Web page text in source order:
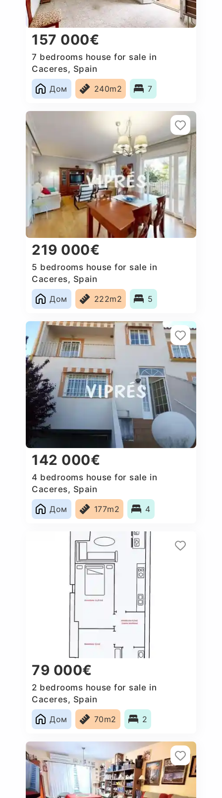
157 000€
7 bedrooms house for sale in
Caceres‎, Spain
Дом
240m2 7
219 000€
5 bedrooms house for sale in
Caceres‎, Spain
Дом
222m2 5
142 000€
4 bedrooms house for sale in
Caceres, Spain
Дом
177m2 4
79 000€
2 bedrooms house for sale in
Caceres‎, Spain
Дом
70m2 2